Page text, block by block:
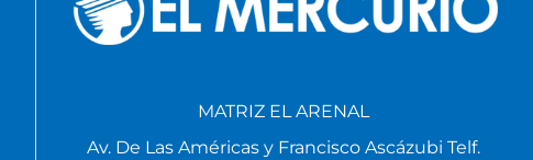
MATRIZ EL ARENAL
Av. De Las Américas y Francisco Ascázubi Telf.